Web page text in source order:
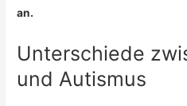
an.
Unterschiede
und Autismus